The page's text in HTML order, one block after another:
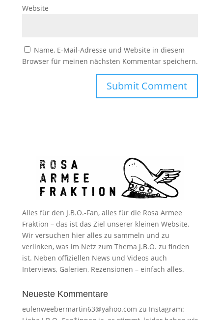
Website
Name, E-Mail-Adresse und Website in diesem
Browser für meinen nächsten Kommentar speichern.
Alles für den J.B.O.-Fan, alles für die Rosa Armee
Fraktion – das ist das Ziel unserer kleinen Website.
Wir versuchen hier alles zu sammeln und zu
verlinken, was im Netz zum Thema J.B.O. zu finden
ist. Neben offiziellen News und Videos auch
Interviews, Galerien, Rezensionen – einfach alles.
Neueste Kommentare
eulenweebermartin63@yahoo.com zu Instagram: